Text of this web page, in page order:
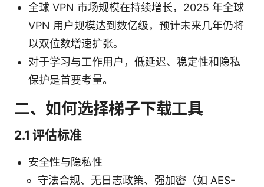
全球 VPN 市场规模在持续增长，2025 年全球
VPN 用户规模达到数亿级，预计未来几年仍将
以双位数增速扩张。
对于学习与工作用户，低延迟、稳定性和隐私
保护是首要考量。
二、如何选择梯子下载工具
2.1 评估标准
安全性与隐私性
守法合规、无日志政策、强加密（如 AES-